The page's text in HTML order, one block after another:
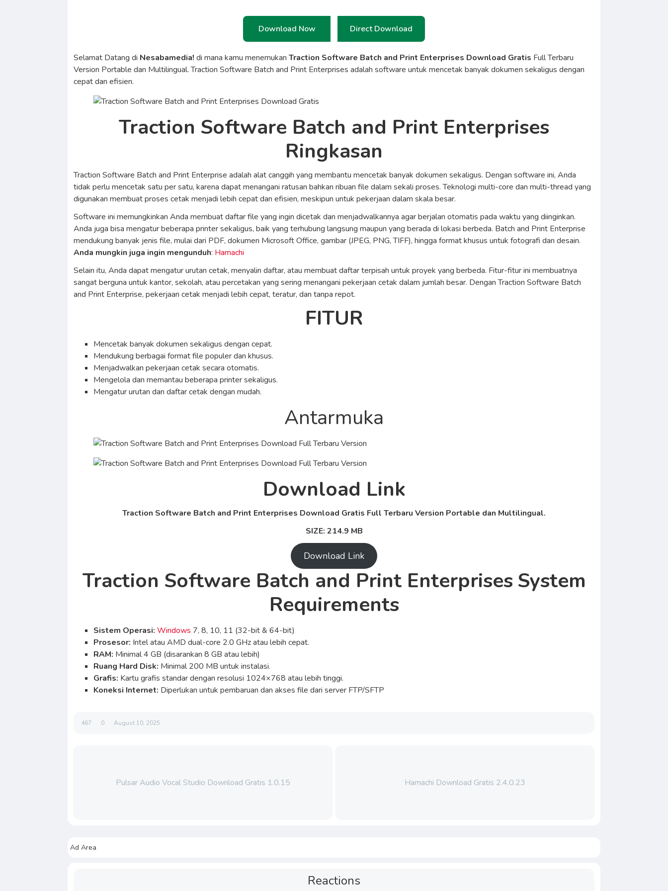
Download Now Direct Download
Selamat Datang di Nesabamedia!di mana kamu menemukanTraction Software Batch and Print Enterprises Download Gratis Full Terbaru
Version Portable dan Multilingual. Traction Software Batch and Print Enterprises adalah software untuk mencetak banyak dokumen sekaligus dengan
cepat dan efisien.
Traction Software Batch and Print Enterprises
Ringkasan
Traction Software Batch and Print Enterprise adalah alat canggih yang membantu mencetak banyak dokumen sekaligus. Dengan software ini, Anda
tidak perlu mencetak satu per satu, karena dapat menangani ratusan bahkan ribuan file dalam sekali proses. Teknologi multi-core dan multi-thread yang
digunakan membuat proses cetak menjadi lebih cepat dan efisien, meskipun untuk pekerjaan dalam skala besar.
Software ini memungkinkan Anda membuat daftar file yang ingin dicetak dan menjadwalkannya agar berjalan otomatis pada waktu yang diinginkan.
Anda juga bisa mengatur beberapa printer sekaligus, baik yang terhubung langsung maupun yang berada di lokasi berbeda. Batch and Print Enterprise
mendukung banyak jenis file, mulai dari PDF, dokumen Microsoft Office, gambar (JPEG, PNG, TIFF), hingga format khusus untuk fotografi dan desain.
Anda mungkin juga ingin mengunduh: Hamachi
Selain itu, Anda dapat mengatur urutan cetak, menyalin daftar, atau membuat daftar terpisah untuk proyek yang berbeda. Fitur-fitur ini membuatnya
sangat berguna untuk kantor, sekolah, atau percetakan yang sering menangani pekerjaan cetak dalam jumlah besar. Dengan Traction Software Batch
and Print Enterprise, pekerjaan cetak menjadi lebih cepat, teratur, dan tanpa repot.
FITUR
Mencetak banyak dokumen sekaligus dengan cepat.
Mendukung berbagai format file populer dan khusus.
Menjadwalkan pekerjaan cetak secara otomatis.
Mengelola dan memantau beberapa printer sekaligus.
Mengatur urutan dan daftar cetak dengan mudah.
Antarmuka
Download Link
Traction Software Batch and Print Enterprises Download Gratis Full Terbaru Version Portable dan Multilingual.
SIZE: 214.9 MB
Download Link
Traction Software Batch and Print Enterprises System
Requirements
Sistem Operasi: Windows 7, 8, 10, 11 (32-bit & 64-bit)
Prosesor: Intel atau AMD dual-core 2.0 GHz atau lebih cepat.
RAM: Minimal 4 GB (disarankan 8 GB atau lebih)
Ruang Hard Disk: Minimal 200 MB untuk instalasi.
Grafis: Kartu grafis standar dengan resolusi 1024×768 atau lebih tinggi.
Koneksi Internet: Diperlukan untuk pembaruan dan akses file dari server FTP/SFTP
467 0 August 10, 2025
Pulsar Audio Vocal Studio Download Gratis 1.0.15 Hamachi Download Gratis 2.4.0.23
Ad Area
Reactions